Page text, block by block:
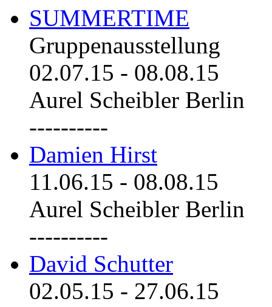
SUMMERTIME
Gruppenausstellung
02.07.15 - 08.08.15
Aurel Scheibler Berlin
----------
Damien Hirst
11.06.15 - 08.08.15
Aurel Scheibler Berlin
----------
David Schutter
02.05.15 - 27.06.15